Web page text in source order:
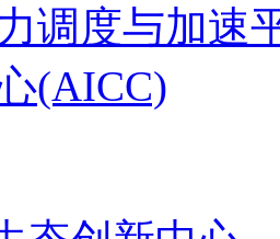
调度与加速
(AICC)